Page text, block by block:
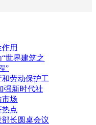
用
世界建筑之
”
劳动保护工
强新时代社
市场
热点
长圆桌会议